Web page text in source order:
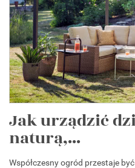
Jak urządzić
naturą,...
Współczesny ogród przestaje